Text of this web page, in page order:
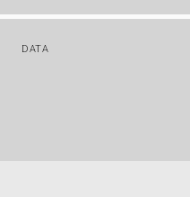
DATA